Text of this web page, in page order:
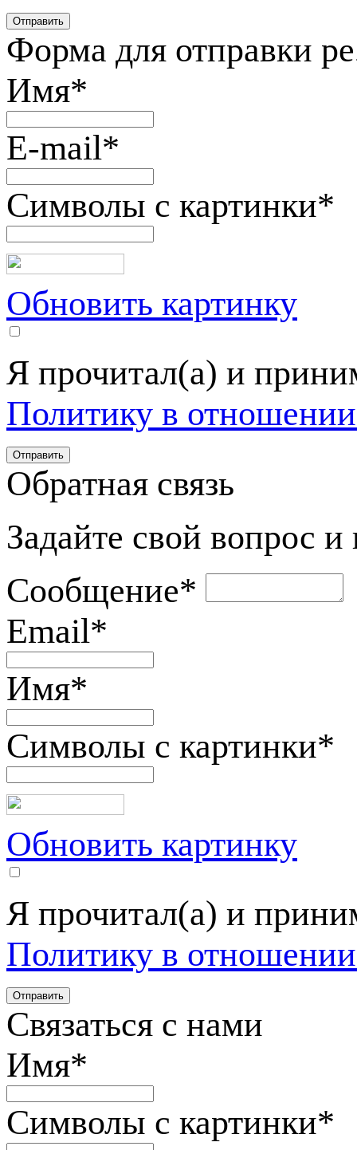
Форма для отправки
Имя*
E-mail*
Символы с картинки*
Обновить картинку
Я прочитал(а) и
Политику в
Обратная связь
Задайте свой вопрос
Сообщение*
Email*
Имя*
Символы с картинки*
Обновить картинку
Я прочитал(а) и
Политику в
Связаться с нами
Имя*
Символы с картинки*